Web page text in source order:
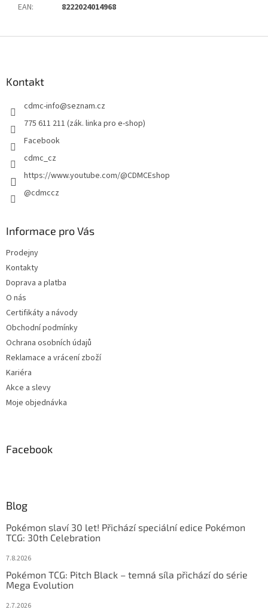
EAN: 8222024014968
Kontakt
cdmc-info@seznam.cz
775 611 211 (zák. linka pro e-shop)
Facebook
cdmc_cz
https://www.youtube.com/@CDMCEshop
@cdmccz
Informace pro Vás
Prodejny
Kontakty
Doprava a platba
O nás
Certifikáty a návody
Obchodní podmínky
Ochrana osobních údajů
Reklamace a vrácení zboží
Kariéra
Akce a slevy
Moje objednávka
Facebook
Blog
Pokémon slaví 30 let! Přichází speciální edice Pokémon
TCG: 30th Celebration
7.8.2026
Pokémon TCG: Pitch Black – temná síla přichází do série
Mega Evolution
2.7.2026